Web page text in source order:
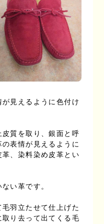
見えるように色付け
質を取り、銀面と呼
表情が見えるように
、染料染め皮革とい
い革です。
羽立たせて仕上げた
り去って出てくる毛